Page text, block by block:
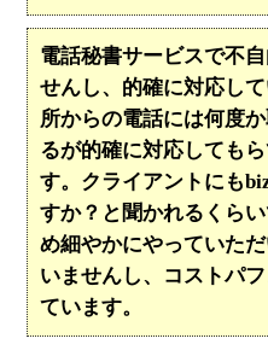
電話秘書サービスで不
せんし、的確に対応し
所からの電話には何度
るが的確に対応しても
す。クライアントにも
すか？と聞かれるくら
め細やかにやっていた
いませんし、コストパ
ています。